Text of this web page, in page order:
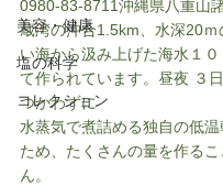
美容・健康
塩の科学
コレクション
0980-83-8711沖縄県八重山
蔵湾の沖合1.5km、水深20ｍ
い海から汲み上げた海水１
て作られています。昼夜 ３
つかわずに
水蒸気で煮詰める独自の低
ため、たくさんの量を作る
ん。